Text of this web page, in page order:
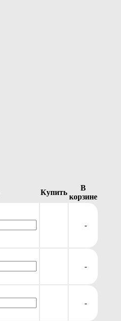
Купить
В
корзине
-
-
-